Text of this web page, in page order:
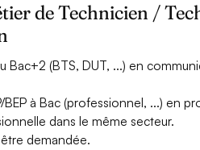
de Technicien /
(BTS, DUT, ...) en
à Bac (professionnel, ...) en
dans le même secteur.
demandée.